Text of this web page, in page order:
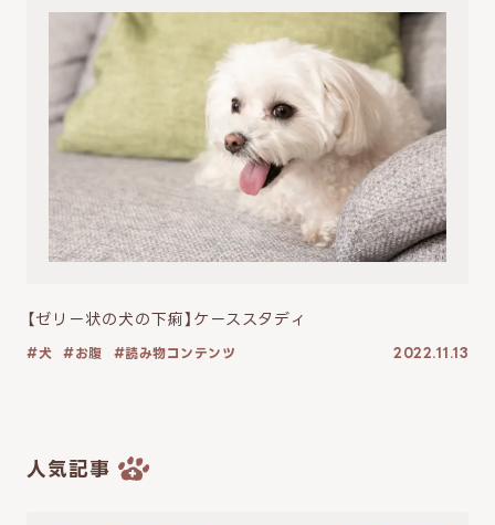
【ゼリー状の犬の下痢】ケーススタディ
犬 お腹 読み物コンテンツ 2022.11.13
人気記事